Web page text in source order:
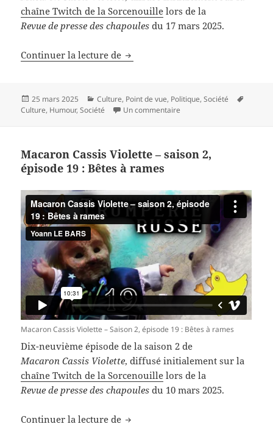
chaîne Twitch de la Sorcenouille lors de la
Revue de presse des chapoules du 17 mars 2025.
Continuer la lecture de Macaron Cassis Violette – Saison
Publié
le
25 mars 2025 Catégories
Culture, Point de vue, Politique,Société
Culture, Humour,Société Un commentaire
Macaron Cassis Violette – saison 2,
épisode 19 : Bêtes à rames
Macaron Cassis Violette – Saison 2, épisode 19 : Bêtes à rames
Dix-neuvième épisode de la saison 2 de
Macaron Cassis Violette, diffusé initialement sur la
chaîne Twitch de la Sorcenouille lors de la
Revue de presse des chapoules du 10 mars 2025.
Continuer la lecture de Macaron Cassis Violette – saison